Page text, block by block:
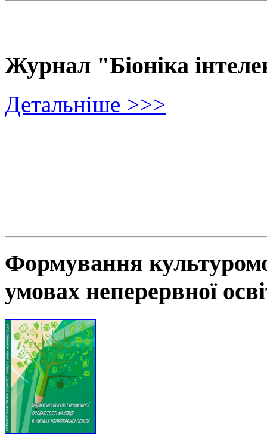
Журнал "Біоніка
Детальніше >>>
Формування
умовах неперервної